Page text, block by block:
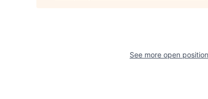
See more open